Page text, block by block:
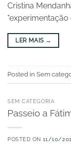
Cristina
"experimentação
LER MAIS →
Posted in Sem
SEM CATEGORIA
Passeio a
POSTED ON 11/10/